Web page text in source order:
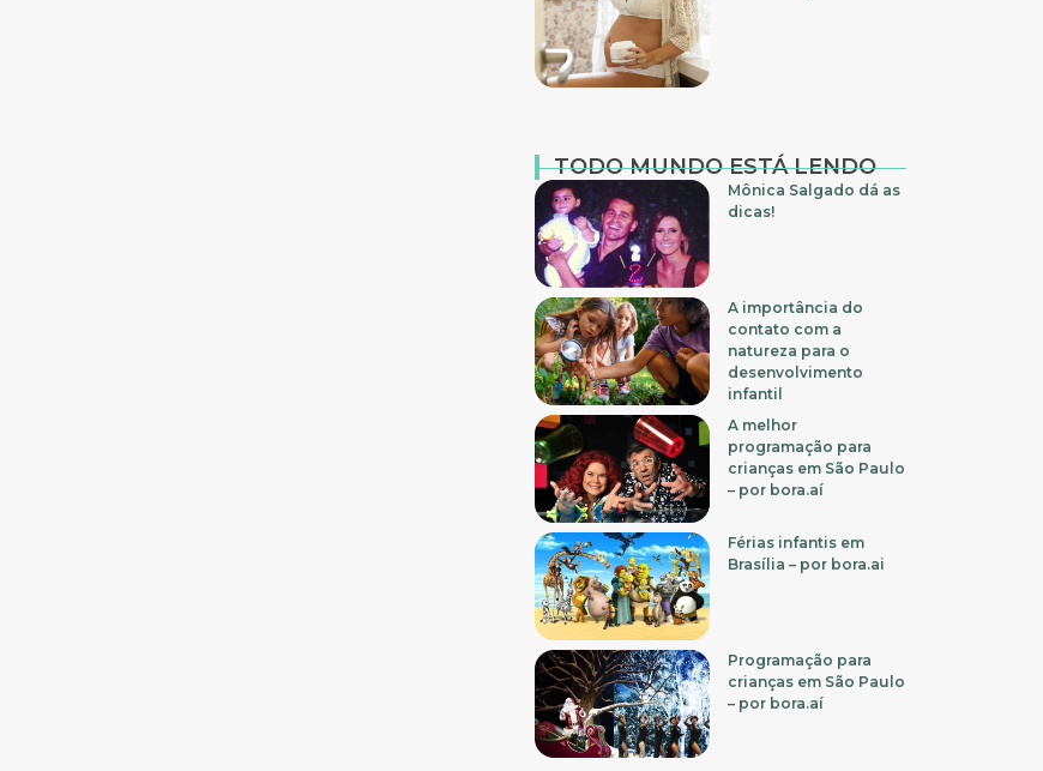
TODO MUNDO ESTÁ LENDO
Mônica Salgado dá as
dicas!
A importância do
contato com a
natureza para o
desenvolvimento
infantil
A melhor
programação para
crianças em São Paulo
– por bora.aí
Férias infantis em
Brasília – por bora.ai
Programação para
crianças em São Paulo
– por bora.aí